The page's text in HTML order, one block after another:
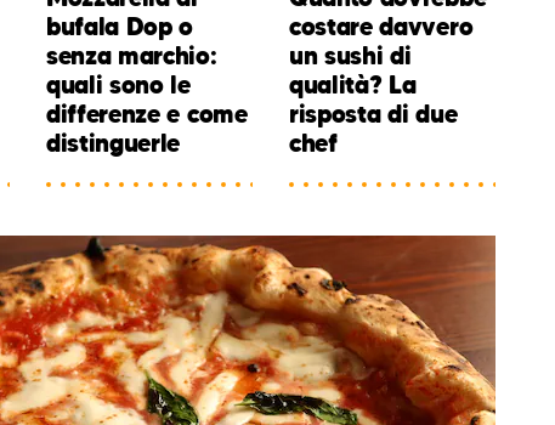
bufala Dop o
senza marchio:
quali sono le
differenze e come
distinguerle
costare davvero
un sushi di
qualità? La
risposta di due
chef